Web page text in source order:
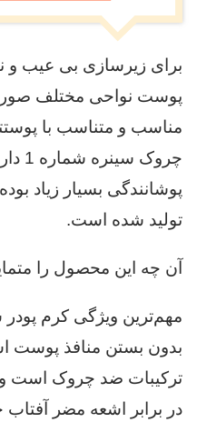
برای زیرسازی بی عیب
پوست نواحی مختلف
مناسب و متناسب با
پوشانندگی بسیار زیاد
تولید شده است.
آن چه این محصول را
مهم‌ترین ویژگی کرم
بدون بستن منافذ
در برابر اشعه مضر